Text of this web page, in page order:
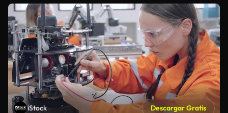
iStock Descargar Gratis